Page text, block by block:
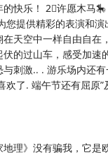
快乐！ 2⃣️许愿木马
您提供精彩的表演和
天空中一样自由自在
的过山车，感受加速
与刺激.. . 游乐场内还
欢了. 端午节还有屈原”
地理》没有骗我，它是